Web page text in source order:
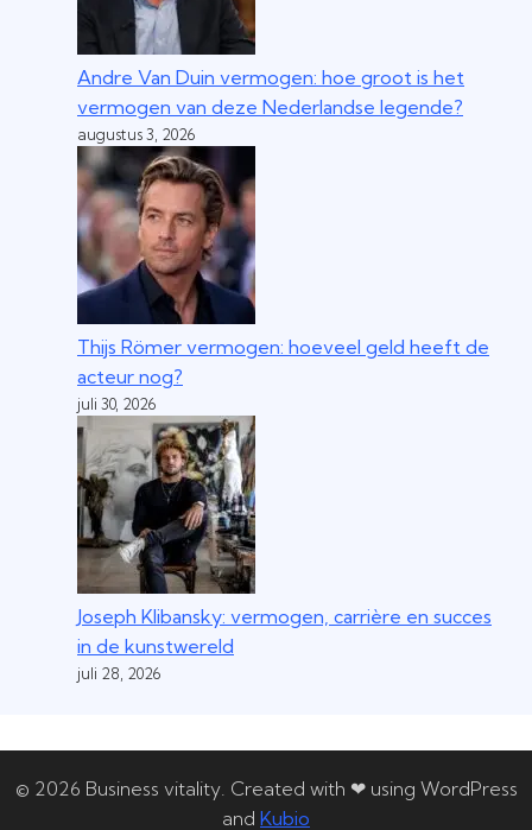
Andre Van Duin vermogen: hoe groot is het
vermogen van deze Nederlandse legende?
augustus 3, 2026
Thijs Römer vermogen: hoeveel geld heeft de
acteur nog?
juli 30, 2026
Joseph Klibansky: vermogen, carrière en succes
in de kunstwereld
juli 28, 2026
© 2026 Business vitality. Created with ❤ using WordPress
and Kubio